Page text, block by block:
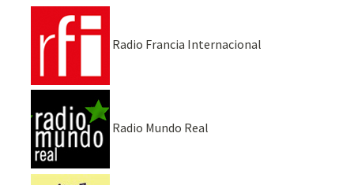
Radio Francia Internacional
Radio Mundo Real